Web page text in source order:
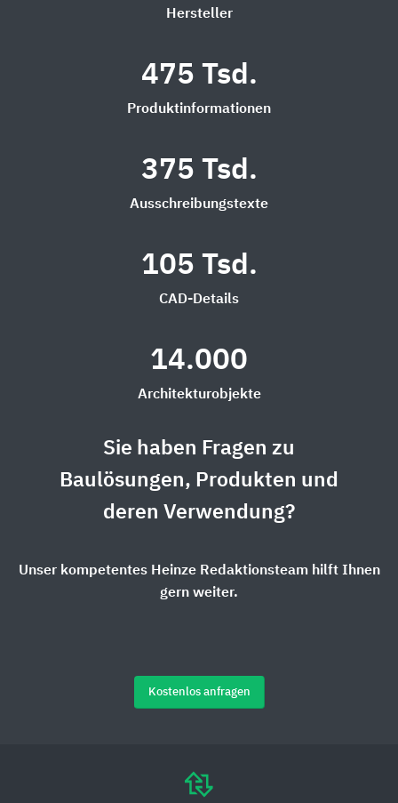
Hersteller
475 Tsd.
Produktinformationen
375 Tsd.
Ausschreibungstexte
105 Tsd.
CAD-Details
14.000
Architekturobjekte
Sie haben Fragen zu
Baulösungen, Produkten und
deren Verwendung?
Unser kompetentes Heinze Redaktionsteam hilft Ihnen
gern weiter.
Kostenlos anfragen